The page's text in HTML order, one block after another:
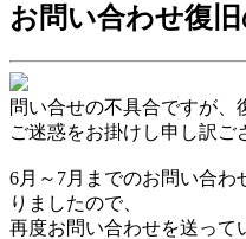
お問い合わせ復
問い合せの不具合ですが、
ご迷惑をお掛けし申し訳ご
6月～7月までのお問い合わ
りましたので、
再度お問い合わせを送って